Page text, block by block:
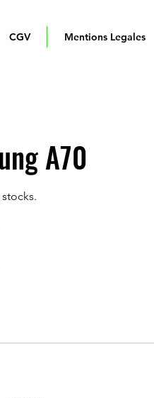
CGV Mentions Legales
A70